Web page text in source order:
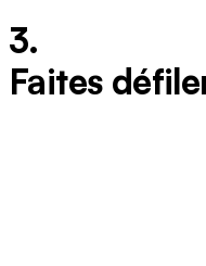
3.
Faites